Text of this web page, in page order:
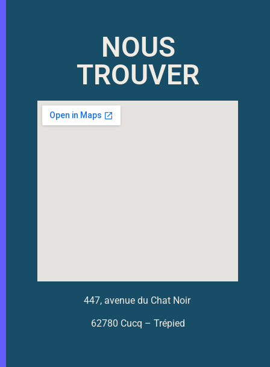
NOUS
TROUVER
447, avenue du Chat Noir
62780 Cucq – Trépied